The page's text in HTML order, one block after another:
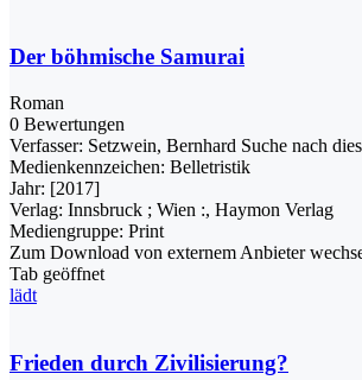
Der böhmische Samurai
Roman
0 Bewertungen
Verfasser: Setzwein, Bernhard Suche nach
Medienkennzeichen: Belletristik
Jahr: [2017]
Verlag: Innsbruck ; Wien :, Haymon Verlag
Mediengruppe: Print
Zum Download von externem Anbieter
Tab geöffnet
lädt
Frieden durch Zivilisierung?